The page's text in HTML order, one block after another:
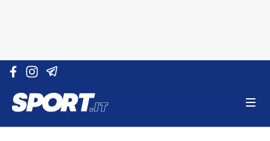
Vai al contenuto